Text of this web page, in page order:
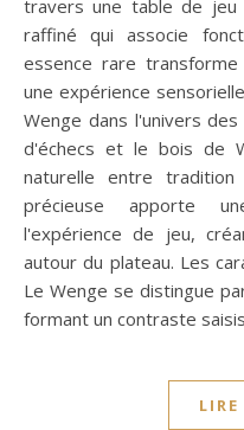
travers une table de jeu
raffiné qui associe
essence rare
une expérience
Wenge dans l'univers
d'échecs et le bois de
naturelle entre
précieuse apporte
l'expérience de jeu,
autour du plateau. Les
Le Wenge se distingue
formant un contraste